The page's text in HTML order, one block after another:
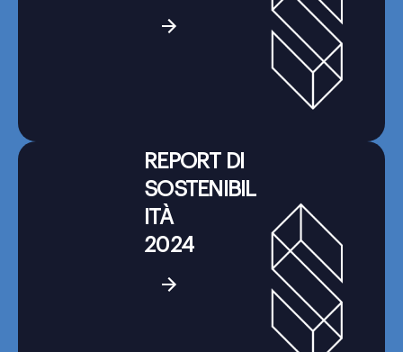
REPORT DI
SOSTENIBIL
ITÀ
2024